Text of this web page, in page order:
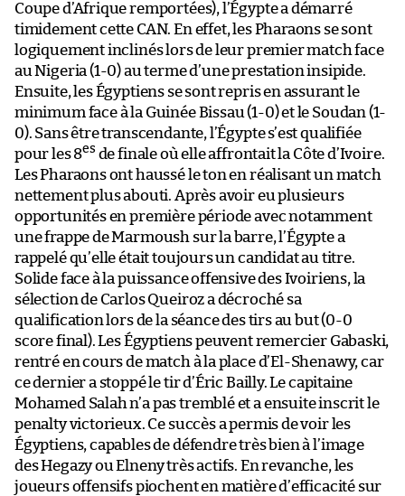
Coupe d’Afrique remportées), l’Égypte a démarré
timidement cette CAN. En effet, les Pharaons se sont
logiquement inclinés lors de leur premier match face
au Nigeria (1-0) au terme d’une prestation insipide.
Ensuite, les Égyptiens se sont repris en assurant le
minimum face à la Guinée Bissau (1-0) et le Soudan (1-
0). Sans être transcendante, l’Égypte s’est qualifiée
pour les 8es de finale où elle affrontait la Côte d’Ivoire.
Les Pharaons ont haussé le ton en réalisant un match
nettement plus abouti. Après avoir eu plusieurs
opportunités en première période avec notamment
une frappe de Marmoush sur la barre, l’Égypte a
rappelé qu’elle était toujours un candidat au titre.
Solide face à la puissance offensive des Ivoiriens, la
sélection de Carlos Queiroz a décroché sa
qualification lors de la séance des tirs au but (0-0
score final). Les Égyptiens peuvent remercier Gabaski,
rentré en cours de match à la place d’El-Shenawy, car
ce dernier a stoppé le tir d’Éric Bailly. Le capitaine
Mohamed Salah n’a pas tremblé et a ensuite inscrit le
penalty victorieux. Ce succès a permis de voir les
Égyptiens, capables de défendre très bien à l’image
des Hegazy ou Elneny très actifs. En revanche, les
joueurs offensifs piochent en matière d’efficacité sur